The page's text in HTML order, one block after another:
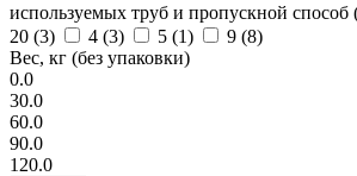
используемых труб и пропускной способ
20 (3) 4 (3) 5 (1) 9 (8)
Вес, кг (без упаковки)
0.0
30.0
60.0
90.0
120.0